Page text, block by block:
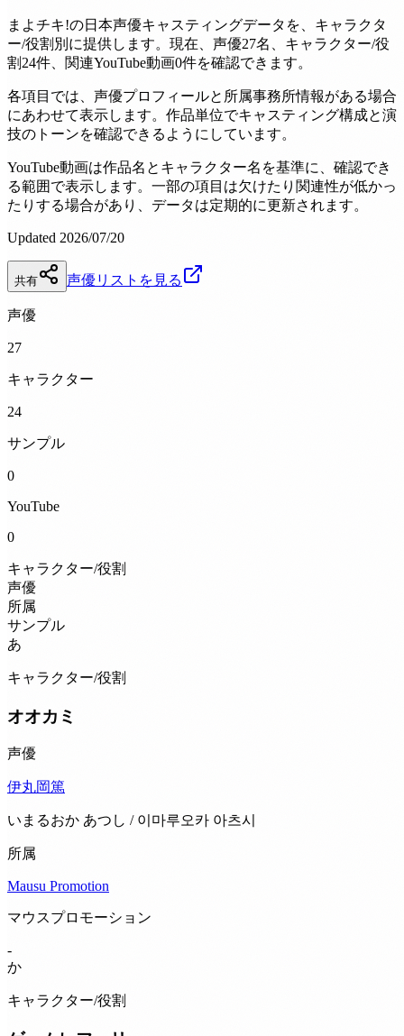
まよチキ!の日本声優キャスティングデータを、キャラクタ
ー/役割別に提供します。現在、声優27名、キャラクター/役
割24件、関連YouTube動画0件を確認できます。
各項目では、声優プロフィールと所属事務所情報がある場合
にあわせて表示します。作品単位でキャスティング構成と演
技のトーンを確認できるようにしています。
YouTube動画は作品名とキャラクター名を基準に、確認でき
る範囲で表示します。一部の項目は欠けたり関連性が低かっ
たりする場合があり、データは定期的に更新されます。
Updated 2026/07/20
共有 声優リストを見る
声優
27
キャラクター
24
サンプル
0
YouTube
0
キャラクター/役割
声優
所属
サンプル
あ
キャラクター/役割
オオカミ
声優
伊丸岡篤
いまるおか あつし / 이마루오카 아츠시
所属
Mausu Promotion
マウスプロモーション
-
か
キャラクター/役割